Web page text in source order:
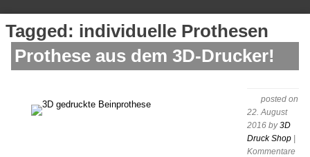
Tagged: individuelle Prothesen
Prothese aus dem 3D-Drucker!
posted on
22. August
2016 by3D
Druck Shop
Kommentare